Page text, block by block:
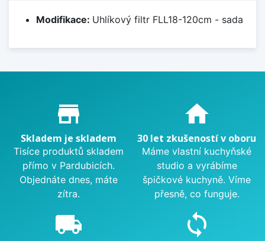
Modifikace: Uhlíkový filtr FLL18-120cm - sada
Proč nakupovat u nás?
store_mall_directory
Skladem je skladem
Tisíce produktů skladem
přímo v Pardubicích.
Objednáte dnes, máte
zítra.
home
30 let zkušeností v oboru
Máme vlastní kuchyňské
studio a vyrábíme
špičkové kuchyně. Víme
přesně, co funguje.
local_shipping sync